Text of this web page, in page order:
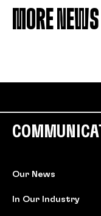
MORE NEWS
Our News
In Our Industry